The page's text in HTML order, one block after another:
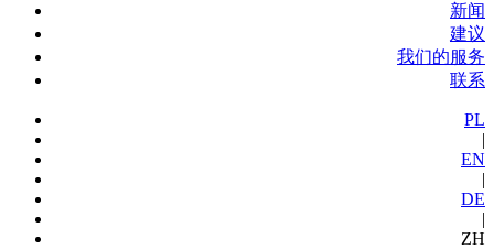
新闻
建议
我们的服务
联系
PL
|
EN
|
DE
|
ZH